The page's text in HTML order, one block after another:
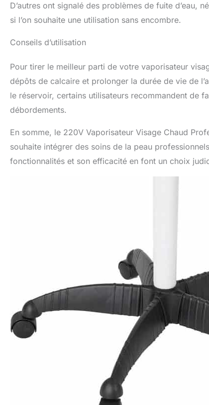
D’autres ont signalé des problèmes de fuite d’eau,
si l’on souhaite une utilisation sans encombre.
Conseils d’utilisation
Pour tirer le meilleur parti de votre vaporisateur
dépôts de calcaire et prolonger la durée de vie de
le réservoir, certains utilisateurs recommandent de
débordements.
En somme, le 220V Vaporisateur Visage Chaud
souhaite intégrer des soins de la peau
fonctionnalités et son efficacité en font un choix